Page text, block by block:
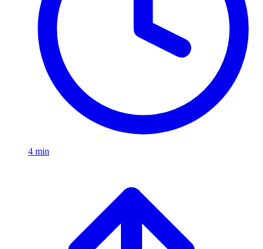
4 min